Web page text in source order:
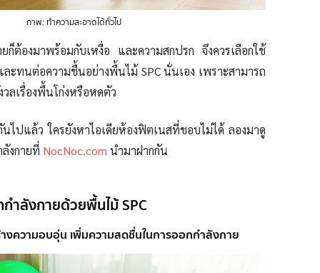
ภาพ: ทำความสะอาดได้ทั่วไป
ก็ต้องมาพร้อมกับเหงื่อ และความสกปรก จึงควรเลือกใช้
ะทนต่อความชื้นอย่างพื้นไม้ SPC นั่นเอง เพราะสามารถ
ลเรื่องพื้นโก่งหรือหดตัว
ไปแล้ว ใครยังหาไอเดียห้องฟิตเนสที่ชอบไม่ได้ ลองมาดู
งกายที่ NocNoc.com นำมาฝากกัน
ำลังกายด้วยพื้นไม้ SPC
งความอบอุ่น เพิ่มความสดชื่นในการออกกำลังกาย